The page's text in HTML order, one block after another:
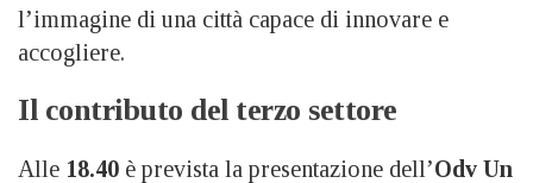
l’immagine di una città capace di innovare e
accogliere.
Il contributo del terzo settore
Alle 18.40 è prevista la presentazione dell’Odv Un